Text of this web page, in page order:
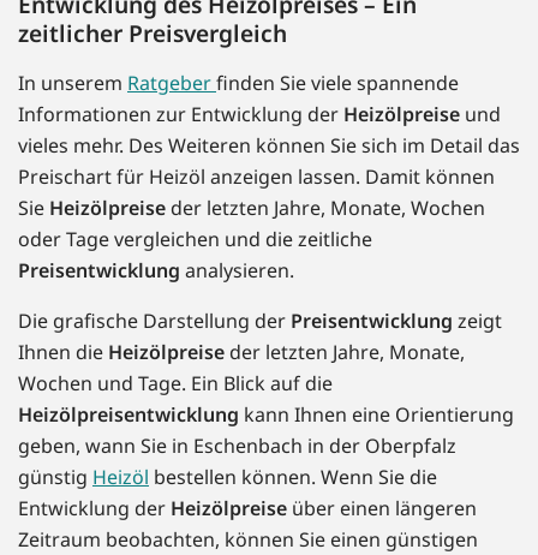
zeitlicher Preisvergleich
In unserem Ratgeberfinden Sie viele spannende
Informationen zur Entwicklung der Heizölpreise und
vieles mehr. Des Weiteren können Sie sich im Detail das
Preischart für Heizöl anzeigen lassen. Damit können
Sie Heizölpreise der letzten Jahre, Monate, Wochen
oder Tage vergleichen und die zeitliche
Preisentwicklung analysieren.
Die grafische Darstellung der Preisentwicklung zeigt
Ihnen die Heizölpreise der letzten Jahre, Monate,
Wochen und Tage. Ein Blick auf die
Heizölpreisentwicklung kann Ihnen eine Orientierung
geben, wann Sie in Eschenbach in der Oberpfalz
günstig Heizöl bestellen können. Wenn Sie die
Entwicklung der Heizölpreise über einen längeren
Zeitraum beobachten, können Sie einen günstigen